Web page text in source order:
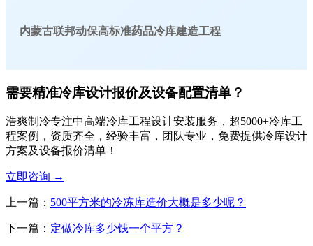
内蒙古联邦动保高标准药品冷库建造工程
需要精准冷库设计报价及设备配置清单？
浩爽制冷专注中高端冷库工程设计安装服务，超5000+冷库工
程案例，资质齐全，经验丰富，团队专业，免费提供冷库设计
方案及设备报价清单！
立即咨询 →
上一篇： 500平方米的冷冻库造价大概是多少呢？
下一篇： 定做冷库多少钱一个平方？